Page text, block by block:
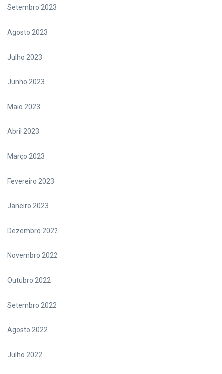
Setembro 2023
Agosto 2023
Julho 2023
Junho 2023
Maio 2023
Abril 2023
Março 2023
Fevereiro 2023
Janeiro 2023
Dezembro 2022
Novembro 2022
Outubro 2022
Setembro 2022
Agosto 2022
Julho 2022